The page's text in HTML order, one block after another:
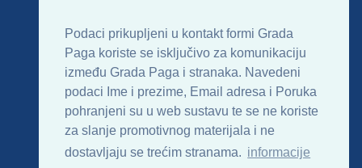
Podaci prikupljeni u kontakt formi Grada
Paga koriste se isključivo za komunikaciju
između Grada Paga i stranaka. Navedeni
podaci Ime i prezime, Email adresa i Poruka
pohranjeni su u web sustavu te se ne koriste
za slanje promotivnog materijala i ne
dostavljaju se trećim stranama. informacije
Uvjeti korištenja Impressum
Kontakt
Sitemap
RSS